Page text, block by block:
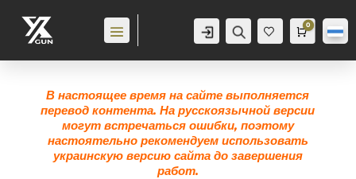
Аккаунт Поиск
Же
лан
Корзина
0
0,0грн
В настоящее время на сайте выполняется
перевод контента. На русскоязычной версии
могут встречаться ошибки, поэтому
настоятельно рекомендуем использовать
украинскую версию сайта до завершения
работ.